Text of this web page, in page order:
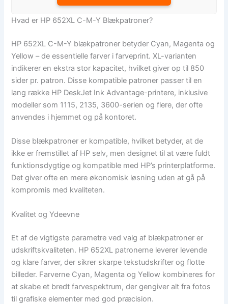
Hvad er HP 652XL C-M-Y Blækpatroner?
HP 652XL C-M-Y blækpatroner betyder Cyan, Magenta og
Yellow – de essentielle farver i farveprint. XL-varianten
indikerer en ekstra stor kapacitet, hvilket giver op til 850
sider pr. patron. Disse kompatible patroner passer til en
lang række HP DeskJet Ink Advantage-printere, inklusive
modeller som 1115, 2135, 3600-serien og flere, der ofte
anvendes i hjemmet og på kontoret.
Disse blækpatroner er kompatible, hvilket betyder, at de
ikke er fremstillet af HP selv, men designet til at være fuldt
funktionsdygtige og kompatible med HP’s printerplatforme.
Det giver ofte en mere økonomisk løsning uden at gå på
kompromis med kvaliteten.
Kvalitet og Ydeevne
Et af de vigtigste parametre ved valg af blækpatroner er
udskriftskvaliteten. HP 652XL patronerne leverer levende
og klare farver, der sikrer skarpe tekstudskrifter og flotte
billeder. Farverne Cyan, Magenta og Yellow kombineres for
at skabe et bredt farvespektrum, der gengiver alt fra fotos
til grafiske elementer med god præcision.